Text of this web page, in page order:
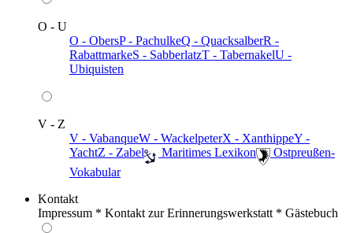
O - U
O - ObersP - PachulkeQ - QuacksalberR -
RabattmarkeS - SabberlatzT - TabernakelU -
Ubiquisten
V - Z
V - VabanqueW - WackelpeterX - XanthippeY -
YachtZ - Zabel ️ Maritimes Lexikon
️ Ostpreußen-
Vokabular
Kontakt
Impressum * Kontakt zur Erinnerungswerkstatt * Gästebuch